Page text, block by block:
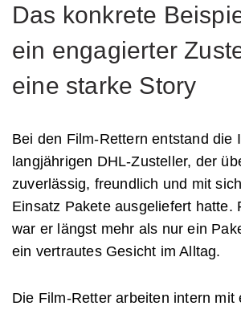
Das konkrete
ein engagierter
eine starke Story
Bei den Film-Rettern entstand die
langjährigen DHL-Zusteller, der
zuverlässig, freundlich und mit
Einsatz Pakete ausgeliefert hatte.
war er längst mehr als nur ein
ein vertrautes Gesicht im Alltag.
Die Film-Retter arbeiten intern mit